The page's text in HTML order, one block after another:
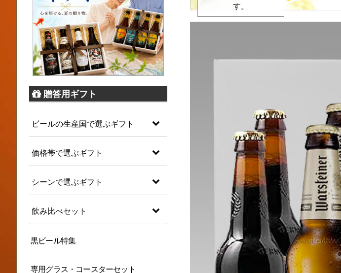
す。
贈答用ギフト
ビールの生産国で選ぶギフト
価格帯で選ぶギフト
シーンで選ぶギフト
飲み比べセット
黒ビール特集
専用グラス・コースターセット